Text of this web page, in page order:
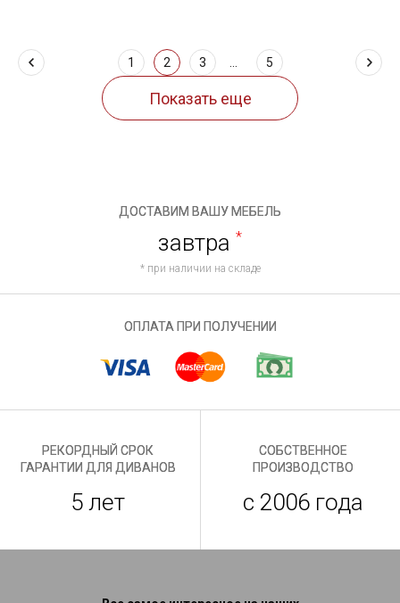
1 2 3 5
ДОСТАВИМ ВАШУ МЕБЕЛЬ
завтра *
* при наличии на складе
ОПЛАТА ПРИ ПОЛУЧЕНИИ
РЕКОРДНЫЙ СРОК
ГАРАНТИИ ДЛЯ ДИВАНОВ
5 лет
СОБСТВЕННОЕ
ПРОИЗВОДСТВО
с 2006 года